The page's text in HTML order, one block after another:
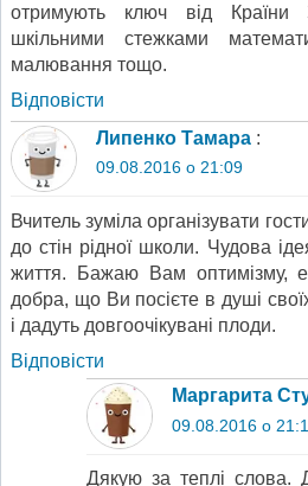
отримують ключ від Країни
шкільними стежками
малювання тощо.
Відповіcти
Липенко Тамара :
09.08.2016 о 21:09
Вчитель зуміла організувати
до стін рідної школи. Чудова
життя. Бажаю Вам оптимізму,
добра, що Ви посієте в душі
і дадуть довгоочікувані плоди.
Відповіcти
Маргарита
09.08.2016 о
Дякую за теплі слова.